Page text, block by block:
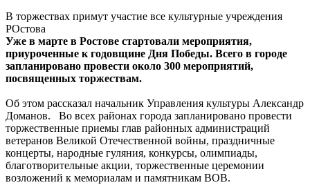
В торжествах примут участие все культурные учреждения
РОстова
Уже в марте в Ростове стартовали мероприятия,
приуроченные к годовщине Дня Победы. Всего в городе
запланировано провести около 300 мероприятий,
посвященных торжествам.
Об этом рассказал начальник Управления культуры Александр
Доманов. Во всех районах города запланировано провести
торжественные приемы глав районных администраций
ветеранов Великой Отечественной войны, праздничные
концерты, народные гуляния, конкурсы, олимпиады,
благотворительные акции, торжественные церемонии
возложений к мемориалам и памятникам ВОВ.